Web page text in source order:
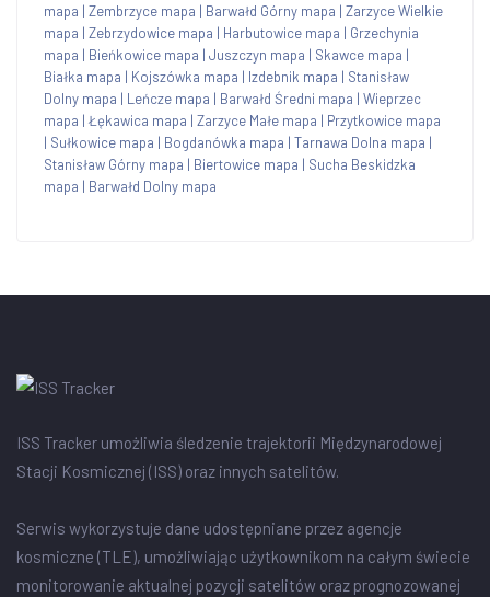
mapa | Zembrzyce mapa | Barwałd Górny mapa | Zarzyce Wielkie
mapa | Zebrzydowice mapa | Harbutowice mapa | Grzechynia
mapa | Bieńkowice mapa | Juszczyn mapa | Skawce mapa |
Białka mapa | Kojszówka mapa | Izdebnik mapa | Stanisław
Dolny mapa | Leńcze mapa | Barwałd Średni mapa | Wieprzec
mapa | Łękawica mapa | Zarzyce Małe mapa | Przytkowice mapa
| Sułkowice mapa | Bogdanówka mapa | Tarnawa Dolna mapa |
Stanisław Górny mapa | Biertowice mapa | Sucha Beskidzka
mapa | Barwałd Dolny mapa
ISS Tracker umożliwia śledzenie trajektorii Międzynarodowej
Stacji Kosmicznej (ISS) oraz innych satelitów.
Serwis wykorzystuje dane udostępniane przez agencje
kosmiczne (TLE), umożliwiając użytkownikom na całym świecie
monitorowanie aktualnej pozycji satelitów oraz prognozowanej